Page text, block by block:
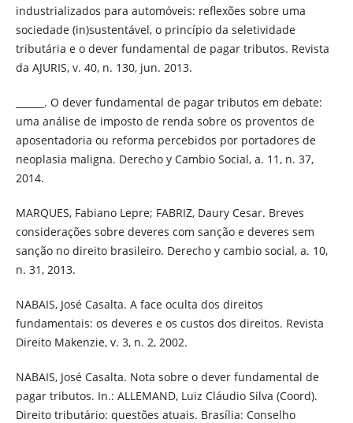
industrializados para automóveis: reflexões sobre uma
sociedade (in)sustentável, o princípio da seletividade
tributária e o dever fundamental de pagar tributos. Revista
da AJURIS, v. 40, n. 130, jun. 2013.
______. O dever fundamental de pagar tributos em debate:
uma análise de imposto de renda sobre os proventos de
aposentadoria ou reforma percebidos por portadores de
neoplasia maligna. Derecho y Cambio Social, a. 11, n. 37,
2014.
MARQUES, Fabiano Lepre; FABRIZ, Daury Cesar. Breves
considerações sobre deveres com sanção e deveres sem
sanção no direito brasileiro. Derecho y cambio social, a. 10,
n. 31, 2013.
NABAIS, José Casalta. A face oculta dos direitos
fundamentais: os deveres e os custos dos direitos. Revista
Direito Makenzie, v. 3, n. 2, 2002.
NABAIS, José Casalta. Nota sobre o dever fundamental de
pagar tributos. In.: ALLEMAND, Luiz Cláudio Silva (Coord).
Direito tributário: questões atuais. Brasília: Conselho